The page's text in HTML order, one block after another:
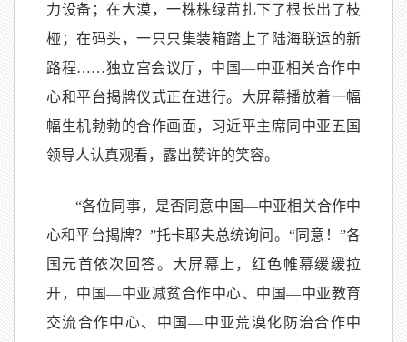
力设备；在大漠，一株株绿苗扎下了根长出了枝
桠；在码头，一只只集装箱踏上了陆海联运的新
路程……独立宫会议厅，中国—中亚相关合作中
心和平台揭牌仪式正在进行。大屏幕播放着一幅
幅生机勃勃的合作画面，习近平主席同中亚五国
领导人认真观看，露出赞许的笑容。
“各位同事，是否同意中国—中亚相关合作中
心和平台揭牌？”托卡耶夫总统询问。“同意！”各
国元首依次回答。大屏幕上，红色帷幕缓缓拉
开，中国—中亚减贫合作中心、中国—中亚教育
交流合作中心、中国—中亚荒漠化防治合作中